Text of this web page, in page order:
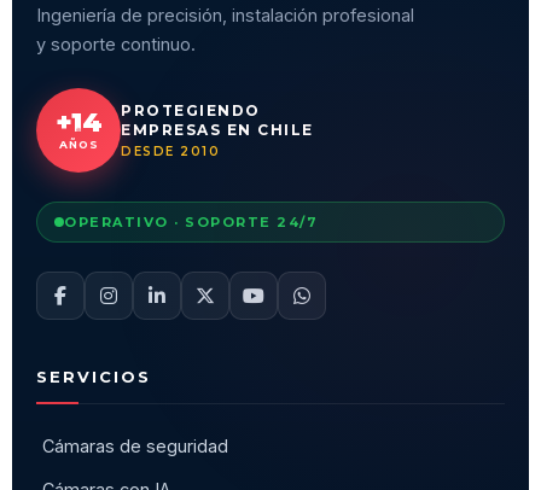
Ingeniería de precisión, instalación profesional
y soporte continuo.
+14
AÑOS
PROTEGIENDO
EMPRESAS EN CHILE
DESDE 2010
OPERATIVO · SOPORTE 24/7
SERVICIOS
Cámaras de seguridad